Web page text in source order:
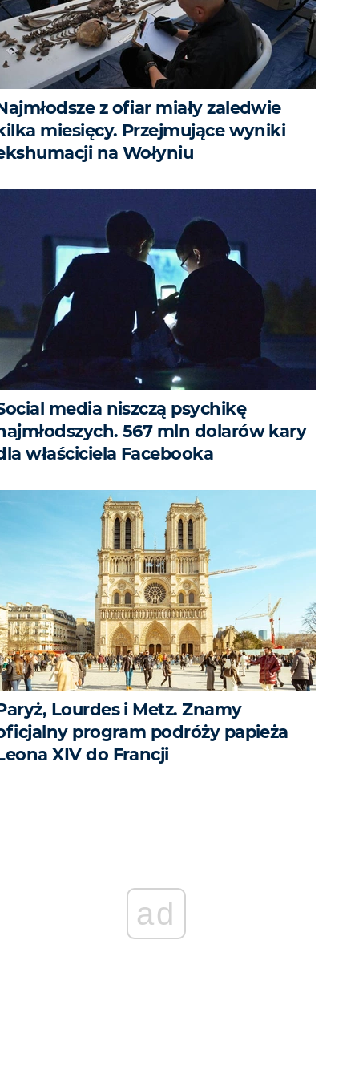
z ofiar miały zaledwie
miesięcy. Przejmujące wyniki
na Wołyniu
media niszczą psychikę
567 mln dolarów kary
właściciela Facebooka
Lourdes i Metz. Znamy
program podróży papieża
XIV do Francji
ad